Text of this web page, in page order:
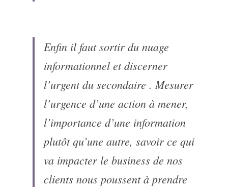
Enfin il faut sortir du nuage
informationnel et discerner
l’urgent du secondaire . Mesurer
l’urgence d’une action à mener,
l’importance d’une information
plutôt qu’une autre, savoir ce qui
va impacter le business de nos
clients nous poussent à prendre